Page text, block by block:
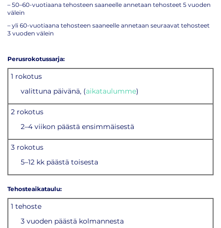
– 50–60-vuotiaana tehosteen saaneelle annetaan tehosteet 5 vuoden
välein
– yli 60-vuotiaana tehosteen saaneelle annetaan seuraavat tehosteet
3 vuoden välein
Perusrokotussarja:
1 rokotus
valittuna päivänä, (aikataulumme)
2 rokotus
2–4 viikon päästä ensimmäisestä
3 rokotus
5–12 kk päästä toisesta
Tehosteaikataulu:
1 tehoste
3 vuoden päästä kolmannesta